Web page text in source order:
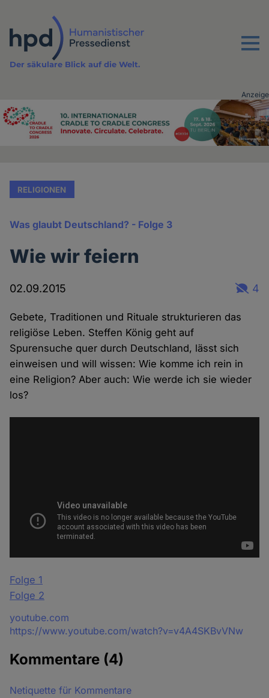
Inhalt
Menu
Der säkulare Blick auf die Welt.
Advertising
Anzeige
RELIGIONEN
Was glaubt Deutschland? - Folge 3
Wie wir feiern
02.09.2015 4
Gebete, Traditionen und Rituale strukturieren das
religiöse Leben. Steffen König geht auf
Spurensuche quer durch Deutschland, lässt sich
einweisen und will wissen: Wie komme ich rein in
eine Religion? Aber auch: Wie werde ich sie wieder
los?
Folge 1
Folge 2
Quelle
youtube.com
https://www.youtube.com/watch?v=v4A4SKBvVNw
Kommentare (4)
Netiquette für Kommentare